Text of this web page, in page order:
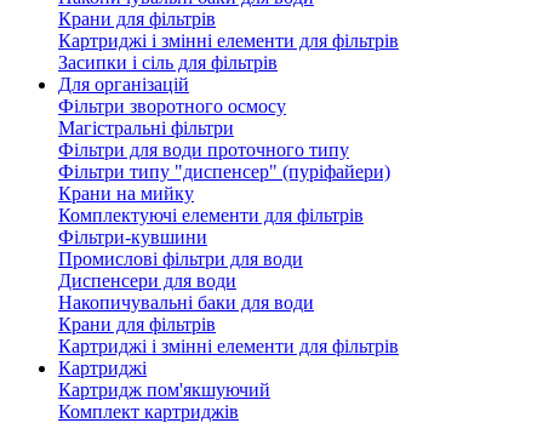
Крани для фільтрів
Картриджі і змінні елементи для фільтрів
Засипки і сіль для фільтрів
Для організацій
Фільтри зворотного осмосу
Магістральні фільтри
Фільтри для води проточного типу
Фільтри типу "диспенсер" (пуріфайери)
Крани на мийку
Комплектуючі елементи для фільтрів
Фільтри-кувшини
Промислові фільтри для води
Диспенсери для води
Накопичувальні баки для води
Крани для фільтрів
Картриджі і змінні елементи для фільтрів
Картриджі
Картридж пом'якшуючий
Комплект картриджів